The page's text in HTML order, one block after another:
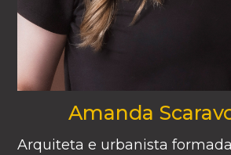
Amanda
Arquiteta e urbanista